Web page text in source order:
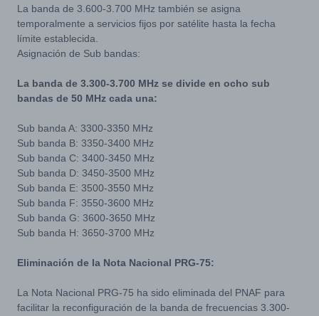
La banda de 3.600-3.700 MHz también se asigna
temporalmente a servicios fijos por satélite hasta la fecha
límite establecida.
Asignación de Sub bandas:
La banda de 3.300-3.700 MHz se divide en ocho sub
bandas de 50 MHz cada una:
Sub banda A: 3300-3350 MHz
Sub banda B: 3350-3400 MHz
Sub banda C: 3400-3450 MHz
Sub banda D: 3450-3500 MHz
Sub banda E: 3500-3550 MHz
Sub banda F: 3550-3600 MHz
Sub banda G: 3600-3650 MHz
Sub banda H: 3650-3700 MHz
Eliminación de la Nota Nacional PRG-75:
La Nota Nacional PRG-75 ha sido eliminada del PNAF para
facilitar la reconfiguración de la banda de frecuencias 3.300-